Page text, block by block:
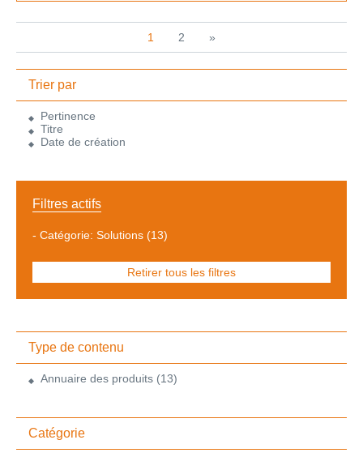
1 2 »
Trier par
Pertinence
Titre
Date de création
Filtres actifs
- Catégorie: Solutions (13)
Retirer tous les filtres
Type de contenu
Annuaire des produits (13)
Catégorie